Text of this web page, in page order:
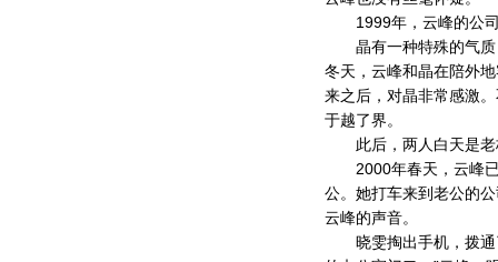
1999年，云峰的公司
晶有一种特殊的气质
冬天，云峰和晶在陪外
来之后，对晶非常感激
于越了界。
此后，两人白天是老
2000年春天，云峰已
公。她打车来到老公的
云峰的声音。
晓雯掏出手机，拨通